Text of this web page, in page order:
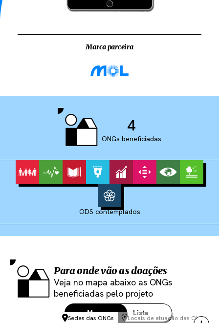
Marca parceira
4
ONGs beneficiadas
ODS contemplados
Para onde vão as doações
Veja no mapa abaixo as ONGs
beneficiadas pelo projeto
Mapa Lista
Sedes das ONGs Locais de atuação das ONGs